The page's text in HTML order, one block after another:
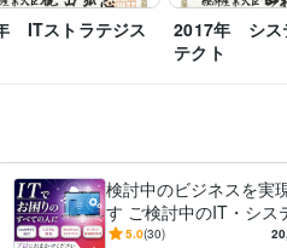
ITストラテジス
2017年 シス
テクト
検討中のビジネスを実
す ご検討中のIT・シス
画をサポートし、シス
5.0(30)